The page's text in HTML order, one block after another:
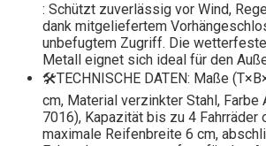
: Schützt zuverlässig vor Wind,
dank mitgeliefertem
unbefugtem Zugriff. Die
Metall eignet sich ideal für den
🛠️TECHNISCHE DATEN: Maße
cm, Material verzinkter Stahl, Farbe
7016), Kapazität bis zu 4 Fahrräder
maximale Reifenbreite 6 cm,